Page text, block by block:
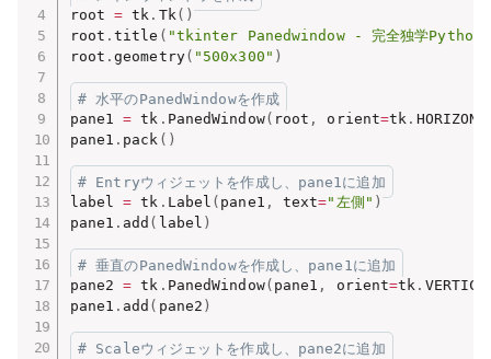
root = tk . Tk( )
root .title ( "tkinter Panedwindow - 完全独学Python"
root .geometry( "500x300" )
# 水平のPanedWindowを作成
pane1 = tk . PanedWindow( root , orient=tk .
pane1 . pack ( )
# Entryウィジェットを作成し、pane1に追加
label = tk . Label ( pane1 , text="左側" )
pane1 . add ( label )
# 垂直のPanedWindowを作成し、pane1に追加
pane2 = tk . PanedWindow( pane1 , orient=tk .
pane1 . add ( pane2 )
# Scaleウィジェットを作成し、pane2に追加